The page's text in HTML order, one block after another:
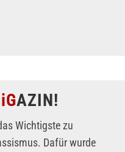
AZIN!
Wichtigste zu
Dafür wurde